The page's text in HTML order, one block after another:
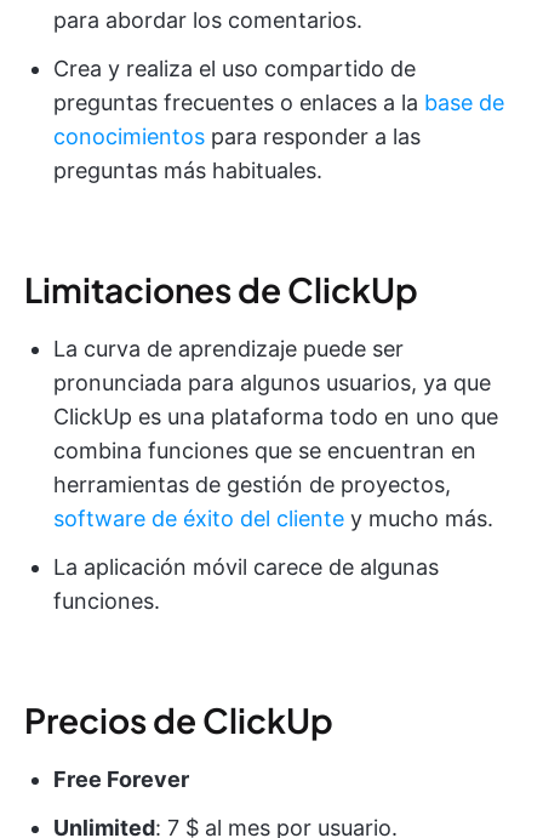
para abordar los comentarios.
Crea y realiza el uso compartido de
preguntas frecuentes o enlaces a la base de
conocimientos para responder a las
preguntas más habituales.
Limitaciones de ClickUp
La curva de aprendizaje puede ser
pronunciada para algunos usuarios, ya que
ClickUp es una plataforma todo en uno que
combina funciones que se encuentran en
herramientas de gestión de proyectos,
software de éxito del cliente y mucho más.
La aplicación móvil carece de algunas
funciones.
Precios de ClickUp
Free Forever
Unlimited: 7 $ al mes por usuario.